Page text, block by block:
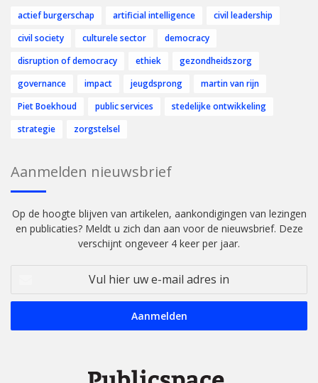
actief burgerschap artificial intelligence
civil leadership
civil society
culturele sector
democracy
disruption of democracy
ethiek
gezondheidszorg
governance
impact jeugdsprong
martin van rijn
Piet Boekhoud
public services
stedelijke ontwikkeling
strategie
zorgstelsel
Aanmelden nieuwsbrief
Op de hoogte blijven van artikelen, aankondigingen van lezingen
en publicaties? Meldt u zich dan aan voor de nieuwsbrief. Deze
verschijnt ongeveer 4 keer per jaar.
uw
mail